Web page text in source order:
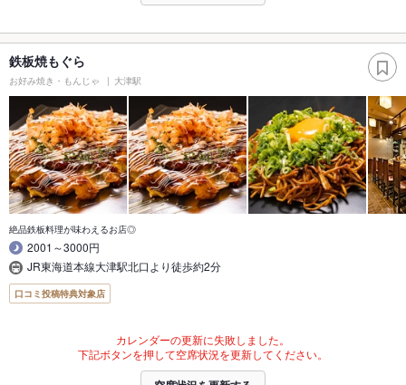
鉄板焼もぐら
お好み焼き・もんじゃ 大津駅
絶品鉄板料理が味わえるお店◎
2001～3000円
JR東海道本線大津駅北口より徒歩約2分
口コミ投稿特典対象店
カレンダーの更新に失敗しました。
下記ボタンを押して空席状況を更新してください。